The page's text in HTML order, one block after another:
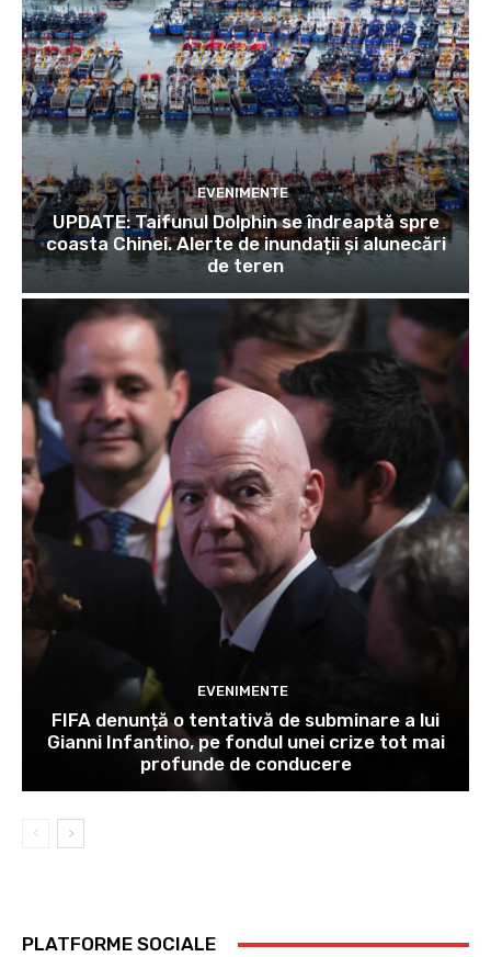
EVENIMENTE
UPDATE: Taifunul Dolphin se îndreaptă spre
coasta Chinei. Alerte de inundații și alunecări
de teren
EVENIMENTE
FIFA denunță o tentativă de subminare a lui
Gianni Infantino, pe fondul unei crize tot mai
profunde de conducere
PLATFORME SOCIALE